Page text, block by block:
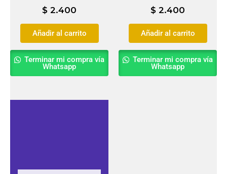
$ 2.400
Añadir al carrito
Terminar mi compra vía
Whatsapp
$ 2.400
Añadir al carrito
Terminar mi compra vía
Whatsapp